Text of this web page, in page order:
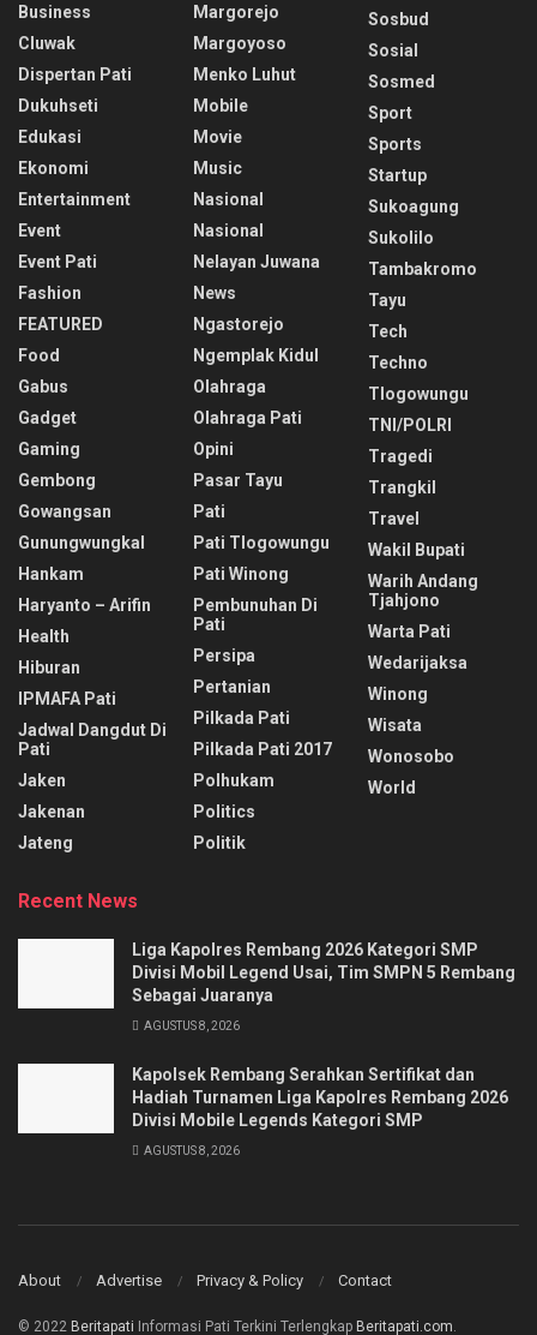
Business
Cluwak
Dispertan Pati
Dukuhseti
Edukasi
Ekonomi
Entertainment
Event
Event Pati
Fashion
FEATURED
Food
Gabus
Gadget
Gaming
Gembong
Gowangsan
Gunungwungkal
Hankam
Haryanto – Arifin
Health
Hiburan
IPMAFA Pati
Jadwal Dangdut Di
Pati
Jaken
Jakenan
Jateng
Margorejo
Margoyoso
Menko Luhut
Mobile
Movie
Music
Nasional
Nasional
Nelayan Juwana
News
Ngastorejo
Ngemplak Kidul
Olahraga
Olahraga Pati
Opini
Pasar Tayu
Pati
Pati Tlogowungu
Pati Winong
Pembunuhan Di
Pati
Persipa
Pertanian
Pilkada Pati
Pilkada Pati 2017
Polhukam
Politics
Politik
Sosbud
Sosial
Sosmed
Sport
Sports
Startup
Sukoagung
Sukolilo
Tambakromo
Tayu
Tech
Techno
Tlogowungu
TNI/POLRI
Tragedi
Trangkil
Travel
Wakil Bupati
Warih Andang
Tjahjono
Warta Pati
Wedarijaksa
Winong
Wisata
Wonosobo
World
Recent News
Liga Kapolres Rembang 2026 Kategori SMP
Divisi Mobil Legend Usai, Tim SMPN 5 Rembang
Sebagai Juaranya
AGUSTUS 8, 2026
Kapolsek Rembang Serahkan Sertifikat dan
Hadiah Turnamen Liga Kapolres Rembang 2026
Divisi Mobile Legends Kategori SMP
AGUSTUS 8, 2026
About Advertise Privacy & Policy Contact
© 2022 Beritapati Informasi Pati Terkini Terlengkap Beritapati.com.